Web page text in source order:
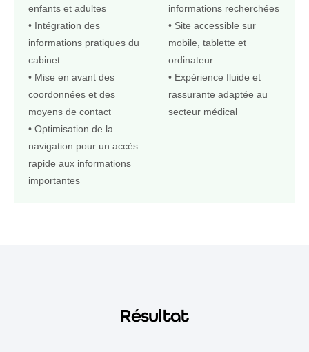
enfants et adultes
• Intégration des
informations pratiques du
cabinet
• Mise en avant des
coordonnées et des
moyens de contact
• Optimisation de la
navigation pour un accès
rapide aux informations
importantes
informations recherchées
• Site accessible sur
mobile, tablette et
ordinateur
• Expérience fluide et
rassurante adaptée au
secteur médical
Résultat